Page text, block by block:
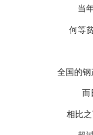
当
何等
全国的钢
而
相比之